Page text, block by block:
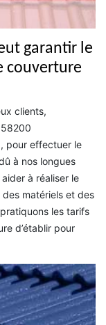
garantir le
couverture
clients,
pour effectuer le
à nos longues
à réaliser le
matériels et des
les tarifs
d’établir pour